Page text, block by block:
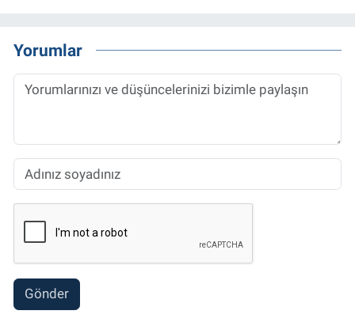
Yorumlar
Gönder